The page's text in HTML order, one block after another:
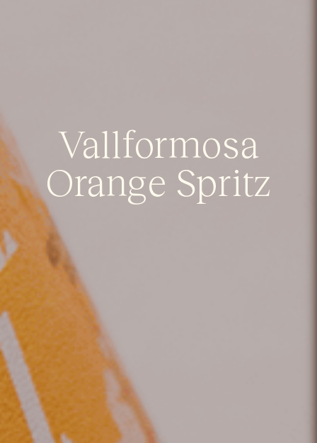
Vallformosa
Orange Spritz